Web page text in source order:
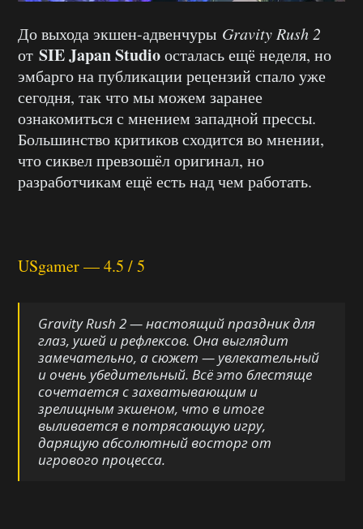
До выхода экшен-адвенчуры Gravity Rush 2
от SIE Japan Studioосталась ещё неделя, но
эмбарго на публикации рецензий спало уже
сегодня, так что мы можем заранее
ознакомиться с мнением западной прессы.
Большинство критиков сходится во мнении,
что сиквел превзошёл оригинал, но
разработчикам ещё есть над чем работать.
USgamer — 4.5 / 5
Gravity Rush 2 — настоящий праздник для
глаз, ушей и рефлексов. Она выглядит
замечательно, а сюжет — увлекательный
и очень убедительный. Всё это блестяще
сочетается с захватывающим и
зрелищным экшеном, что в итоге
выливается в потрясающую игру,
дарящую абсолютный восторг от
игрового процесса.